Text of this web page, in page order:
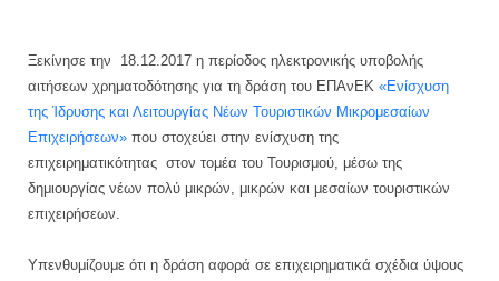
Ξεκίνησε την 18.12.2017 η περίοδος ηλεκτρονικής υποβολής
αιτήσεων χρηματοδότησης για τη δράση του ΕΠΑνΕΚ «Ενίσχυση
της Ίδρυσης και Λειτουργίας Νέων Τουριστικών Μικρομεσαίων
Επιχειρήσεων» που στοχεύει στην ενίσχυση της
επιχειρηματικότητας στον τομέα του Τουρισμού, μέσω της
δημιουργίας νέων πολύ μικρών, μικρών και μεσαίων τουριστικών
επιχειρήσεων.
Υπενθυμίζουμε ότι η δράση αφορά σε επιχειρηματικά σχέδια ύψους